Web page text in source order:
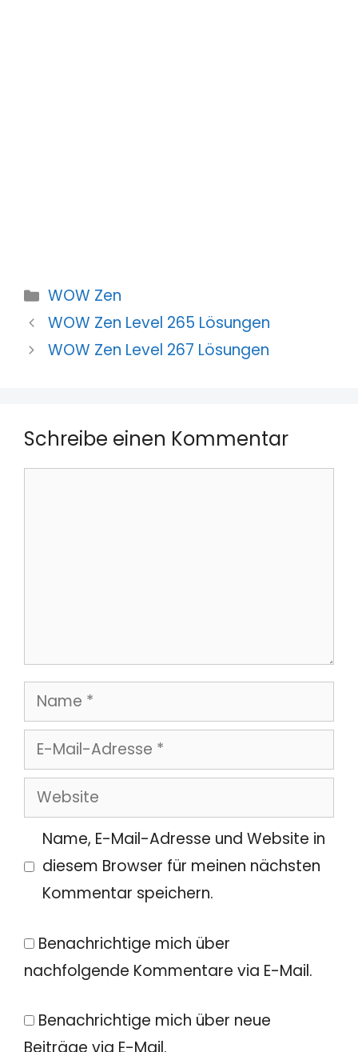
Kategorien
WOW Zen
WOW Zen Level 265 Lösungen
WOW Zen Level 267 Lösungen
Schreibe einen Kommentar
Name
E-
Mail-
Adresse
Website
Name, E-Mail-Adresse und Website in
diesem Browser für meinen nächsten
Kommentar speichern.
Benachrichtige mich über
nachfolgende Kommentare via E-Mail.
Benachrichtige mich über neue